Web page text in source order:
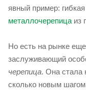
явный пример:
металлочерепица из
Но есть на рынке
заслуживающий
черепица. Она стала
сколько новым